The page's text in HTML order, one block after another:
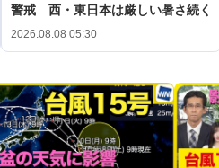
警戒 西・東日本は厳しい暑さ続く
2026.08.08 05:30